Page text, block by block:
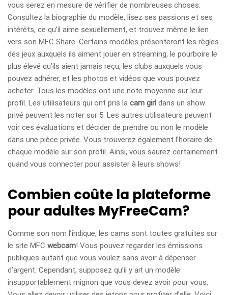
vous serez en mesure de vérifier de nombreuses choses.
Consultez la biographie du modèle, lisez ses passions et ses
intérêts, ce qu’il aime sexuellement, et trouvez même le lien
vers son MFC Share. Certains modèles présenteront les règles
des jeux auxquels ils aiment jouer en streaming, le pourboire le
plus élevé qu’ils aient jamais reçu, les clubs auxquels vous
pouvez adhérer, et les photos et vidéos que vous pouvez
acheter. Tous les modèles ont une note moyenne sur leur
profil. Les utilisateurs qui ont pris la cam girl dans un show
privé peuvent les noter sur 5. Les autres utilisateurs peuvent
voir ces évaluations et décider de prendre ou non le modèle
dans une pièce privée. Vous trouverez également l’horaire de
chaque modèle sur son profil. Ainsi, vous saurez certainement
quand vous connecter pour assister à leurs shows!
Combien coûte la plateforme
pour adultes MyFreeCam?
Comme son nom l’indique, les cams sont toutes gratuites sur
le site MFC webcam! Vous pouvez regarder les émissions
publiques autant que vous voulez sans avoir à dépenser
d’argent. Cependant, supposez qu’il y ait un modèle
insupportablement mignon que vous devez avoir pour vous.